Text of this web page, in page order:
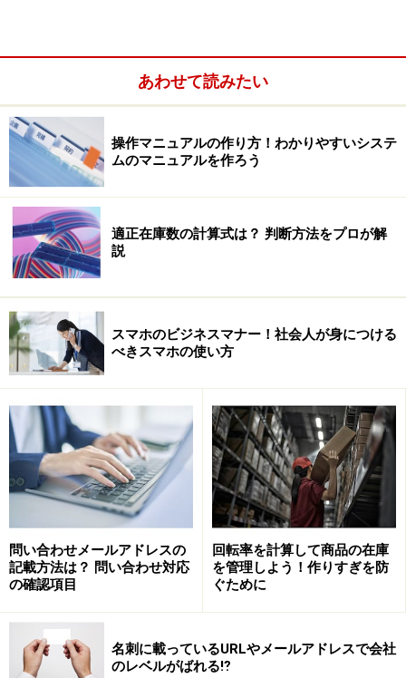
基本は原則課税です。ただ支払った経費にすべて消費税
が課せられていれば話は簡単なのですが、給与などの人
件費には消費税は関係ありません。また印鑑証明手数料
など、市役所などへの支払は消費税がかかりません。
ですので、支払った経費のうち、消費税が含まれている
分とそうでない分をわけて集計します。つまり会計ソフ
トで、課税対象かどうか等、仕訳ごとに設定が必要にな
ります。
計算が非常に煩雑なため小規模事業者の事務負担が大き
くならないように特例措置として作られているのが簡易
1000万円以上5000万円以下の課税業者です。
簡易課税では下記の業種ごとの「みなし仕入率」を使い
ます。
第二種事業区分（小売業）
80％
第五種事業区分（不動産業、運輸通信業、サービ
あわせて読みたい
操作マニュアルの作り方！わかりやすいシステ
ムのマニュアルを作ろう
適正在庫数の計算式は？ 判断方法をプロが解
説
スマホのビジネスマナー！社会人が身につける
べきスマホの使い方
問い合わせメールアドレスの
記載方法は？ 問い合わせ対応
の確認項目
回転率を計算して商品の在庫
を管理しよう！作りすぎを防
ぐために
名刺に載っているURLやメールアドレスで会社
のレベルがばれる⁉